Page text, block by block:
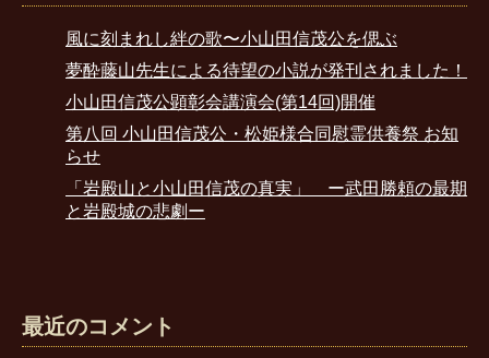
風に刻まれし絆の歌〜小山田信茂公を偲ぶ
夢酔藤山先生による待望の小説が発刊されました！
小山田信茂公顕彰会講演会(第14回)開催
第八回 小山田信茂公・松姫様合同慰霊供養祭 お知
らせ
「岩殿山と小山田信茂の真実」 ー武田勝頼の最期
と岩殿城の悲劇ー
最近のコメント